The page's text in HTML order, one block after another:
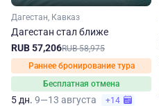
Дагестан, Кавказ
Дагестан стал ближе
RUB 57,206RUB 58,975
Раннее бронирование тура
Бесплатная отмена
5 дн. 9—13 августа +14